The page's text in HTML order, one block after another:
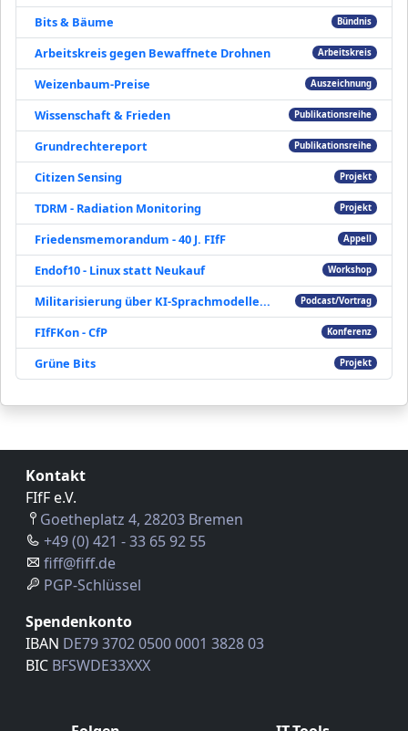
Bits & Bäume Bündnis
Arbeitskreis gegen Bewaffnete Drohnen Arbeitskreis
Weizenbaum-Preise Auszeichnung
Wissenschaft & Frieden Publikationsreihe
Grundrechtereport Publikationsreihe
Citizen Sensing Projekt
TDRM - Radiation Monitoring Projekt
Friedensmemorandum - 40 J. FIfF Appell
Endof10 - Linux statt Neukauf Workshop
Militarisierung über KI-Sprachmodelle... Podcast/Vortrag
FIfFKon - CfP Konferenz
Grüne Bits Projekt
Kontakt
FIfF e.V.
Goetheplatz 4, 28203 Bremen
+49 (0) 421 - 33 65 92 55
fiff@fiff.de
PGP-Schlüssel
Spendenkonto
IBAN DE79 3702 0500 0001 3828 03
BIC BFSWDE33XXX